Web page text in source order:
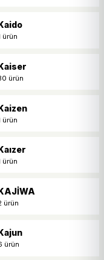
ürün
ürün
ürün
ürün
ürün
ürün